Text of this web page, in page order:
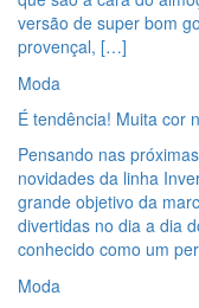
versão de super bom
provençal, […]
Moda
É tendência! Muita cor
Pensando nas
novidades da linha
grande objetivo da
divertidas no dia a dia
conhecido como um
Moda